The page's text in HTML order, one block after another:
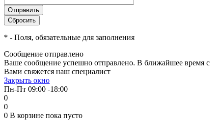
* - Поля, обязательные для заполнения
Сообщение отправлено
Ваше сообщение успешно отправлено. В ближайшее время с
Вами свяжется наш специалист
Закрыть окно
Пн-Пт 09:00 -18:00
0
0
0 В корзине пока пусто
списыватьсяс вашей карты
по
Подробнее
об оплате Плайтом